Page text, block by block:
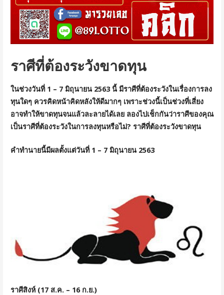
ราศีที่ต้องระวังขาดทุน
ในช่วงวันที่ 1 – 7 มิถุนายน 2563 นี้ มีราศีที่ต้องระวังในเรื่องการลง
ทุนใดๆ ควรคิดหน้าคิดหลังให้ดีมากๆ เพราะช่วงนี้เป็นช่วงที่เสี่ยง
อาจทำให้ขาดทุนจนแล้วละลายได้เลย ลองไปเช็กกันว่าราศีของคุณ
เป็นราศีที่ต้องระวังในการลงทุนหรือไม่? ราศีที่ต้องระวังขาดทุน
คำทำนายนี้มีผลตั้งแต่วันที่ 1 – 7 มิถุนายน 2563
ราศีสิงห์ (17 ส.ค. – 16 ก.ย.)